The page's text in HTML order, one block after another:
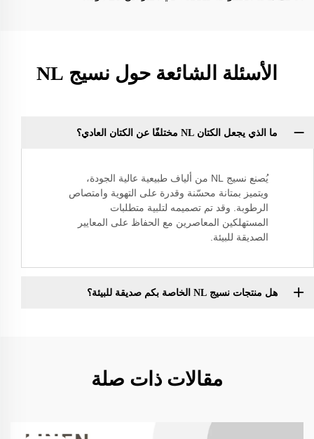
الأسئلة الشائعة حول نسيج NL
ما الذي يجعل الكتان NL مختلفًا عن الكتان العادي؟
يُصنع نسيج NL من ألياف طبيعية عالية الجودة،
ويتميز بمتانة محسّنة وقدرة على التهوية وامتصاص
الرطوبة. وقد تم تصميمه لتلبية متطلبات
المستهلكين المعاصرين مع الحفاظ على المعايير
الصديقة للبيئة.
هل منتجات نسيج NL الخاصة بكم صديقة للبيئة؟
مقالات ذات صلة